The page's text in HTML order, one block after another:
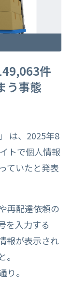
件
う事態
は、2025年8
トで個人情報
ていたと発表
再配達依頼の
を入力する
報が表示され
り。